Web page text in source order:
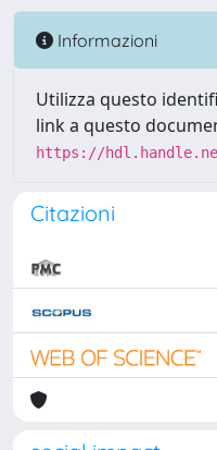
Informazioni
Utilizza questo
link a questo
https://
Citazioni